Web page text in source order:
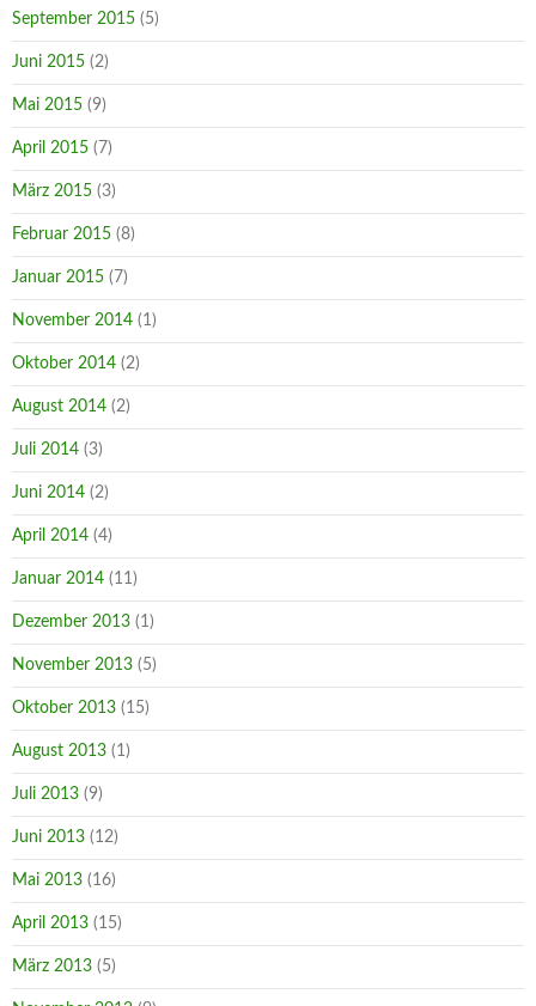
September 2015 (5)
Juni 2015 (2)
Mai 2015 (9)
April 2015 (7)
März 2015 (3)
Februar 2015 (8)
Januar 2015 (7)
November 2014 (1)
Oktober 2014 (2)
August 2014 (2)
Juli 2014 (3)
Juni 2014 (2)
April 2014 (4)
Januar 2014 (11)
Dezember 2013 (1)
November 2013 (5)
Oktober 2013 (15)
August 2013 (1)
Juli 2013 (9)
Juni 2013 (12)
Mai 2013 (16)
April 2013 (15)
März 2013 (5)